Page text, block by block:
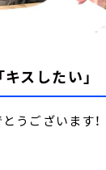
スしたい」
うございます！